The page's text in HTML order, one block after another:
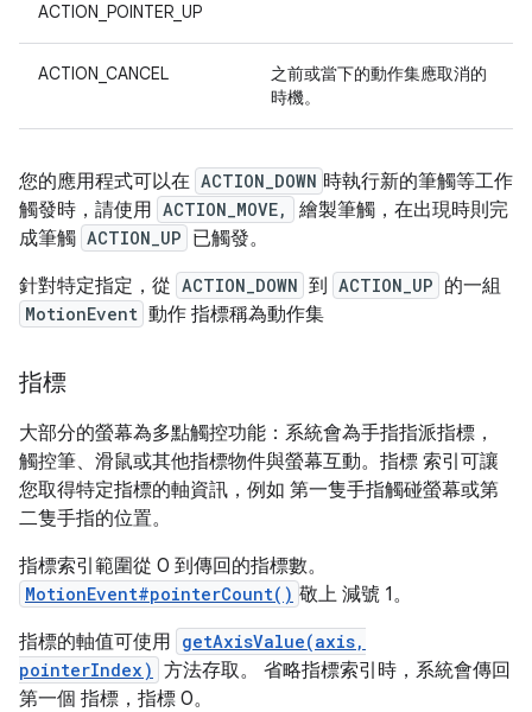
ACTION_POINTER_UP
ACTION_CANCEL
之前或當下的動作集應取消的
時機。
您的應用程式可以在 ACTION_DOWN 時執行新的筆觸等工作
觸發時，請使用 ACTION_MOVE,
繪製筆觸，在出現時則完
成筆觸 ACTION_UP 已觸發。
針對特定指定，從 ACTION_DOWN 到 ACTION_UP 的一組
MotionEvent 動作 指標稱為動作集
指標
大部分的螢幕為多點觸控功能：系統會為手指指派指標，
觸控筆、滑鼠或其他指標物件與螢幕互動。指標 索引可讓
您取得特定指標的軸資訊，例如 第一隻手指觸碰螢幕或第
二隻手指的位置。
指標索引範圍從 0 到傳回的指標數。
MotionEvent#pointerCount() 敬上 減號 1。
指標的軸值可使用 getAxisValue(axis,
pointerIndex) 方法存取。 省略指標索引時，系統會傳回
第一個 指標，指標 0。